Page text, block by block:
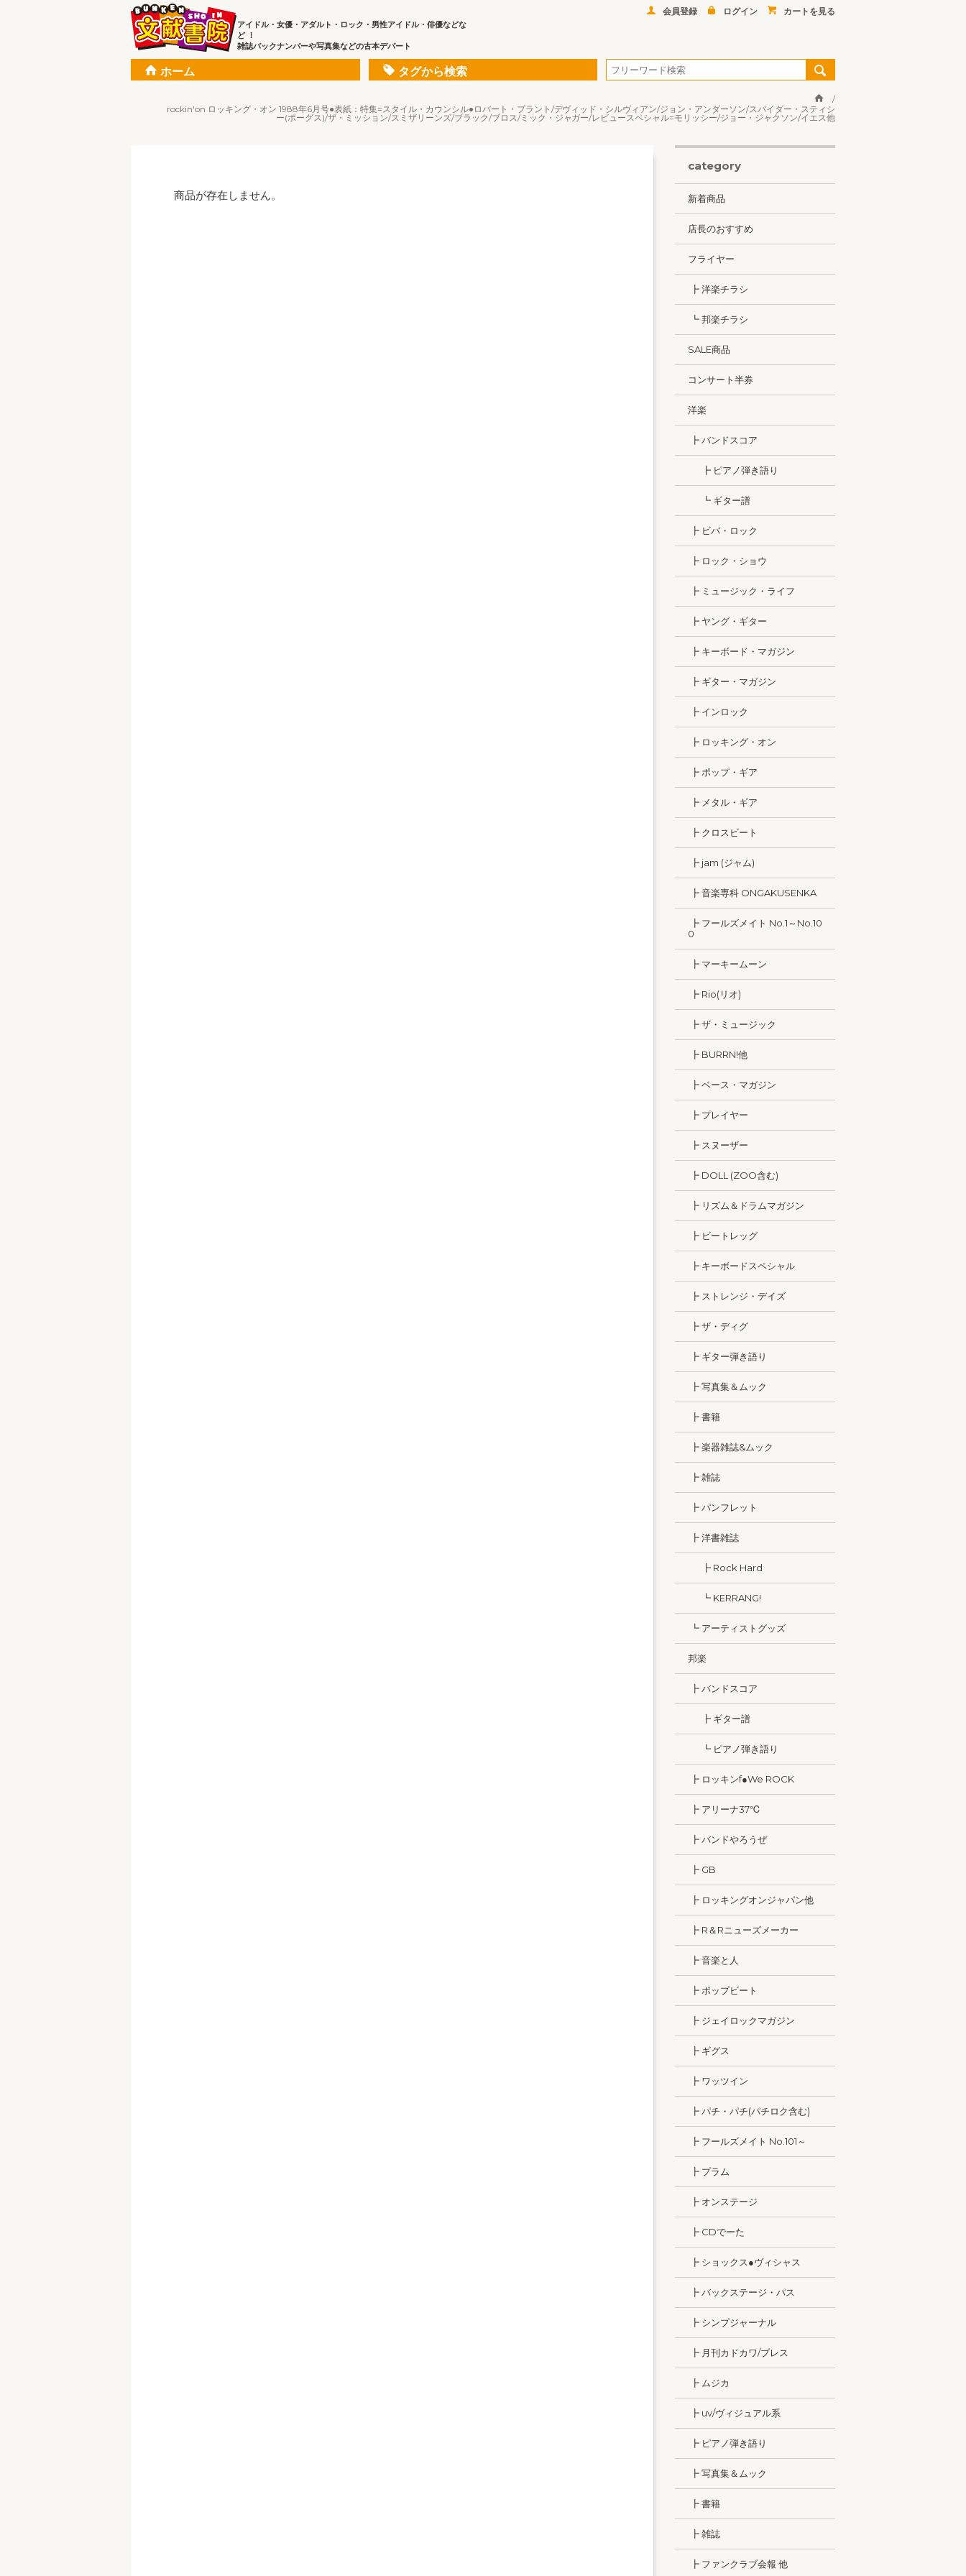
アイドル・女優・アダルト・ロック・男性アイドル・俳優などな
ど ！
雑誌バックナンバーや写真集などの古本デパート
会員登録 ログイン カートを見る
ホーム タグから検索
rockin'on ロッキング・オン 1988年6月号●表紙：特集=スタイル・カウンシル●ロバート・プラント/デヴィッド・シルヴィアン/ジョン・アンダーソン/スパイダー・スティシ
ー(ポーグス)/ザ・ミッション/スミザリーンズ/ブラック/ブロス/ミック・ジャガー/レビュースペシャル=モリッシー/ジョー・ジャクソン/イエス他
商品が存在しません。
category
新着商品
店長のおすすめ
フライヤー
┣ 洋楽チラシ
┗ 邦楽チラシ
SALE商品
コンサート半券
洋楽
┣ バンドスコア
┣ ピアノ弾き語り
┗ ギター譜
┣ ビバ・ロック
┣ ロック・ショウ
┣ ミュージック・ライフ
┣ ヤング・ギター
┣ キーボード・マガジン
┣ ギター・マガジン
┣ インロック
┣ ロッキング・オン
┣ ポップ・ギア
┣ メタル・ギア
┣ クロスビート
┣ jam (ジャム)
┣ 音楽専科 ONGAKUSENKA
┣ フールズメイト No.1～No.10
0
┣ マーキームーン
┣ Rio(リオ)
┣ ザ・ミュージック
┣ BURRN!他
┣ ベース・マガジン
┣ プレイヤー
┣ スヌーザー
┣ DOLL (ZOO含む)
┣ リズム＆ドラムマガジン
┣ ビートレッグ
┣ キーボードスペシャル
┣ ストレンジ・デイズ
┣ ザ・ディグ
┣ ギター弾き語り
┣ 写真集＆ムック
┣ 書籍
┣ 楽器雑誌&ムック
┣ 雑誌
┣ パンフレット
┣ 洋書雑誌
┣ Rock Hard
┗ KERRANG!
┗ アーティストグッズ
邦楽
┣ バンドスコア
┣ ギター譜
┗ ピアノ弾き語り
┣ ロッキンf●We ROCK
┣ アリーナ37℃
┣ バンドやろうぜ
┣ GB
┣ ロッキングオンジャパン他
┣ R＆Rニューズメーカー
┣ 音楽と人
┣ ポップビート
┣ ジェイロックマガジン
┣ ギグス
┣ ワッツイン
┣ パチ・パチ(パチロク含む)
┣ フールズメイト No.101～
┣ プラム
┣ オンステージ
┣ CDでーた
┣ ショックス●ヴィシャス
┣ バックステージ・パス
┣ シンプジャーナル
┣ 月刊カドカワ/ブレス
┣ ムジカ
┣ uv/ヴィジュアル系
┣ ピアノ弾き語り
┣ 写真集＆ムック
┣ 書籍
┣ 雑誌
┣ ファンクラブ会報 他